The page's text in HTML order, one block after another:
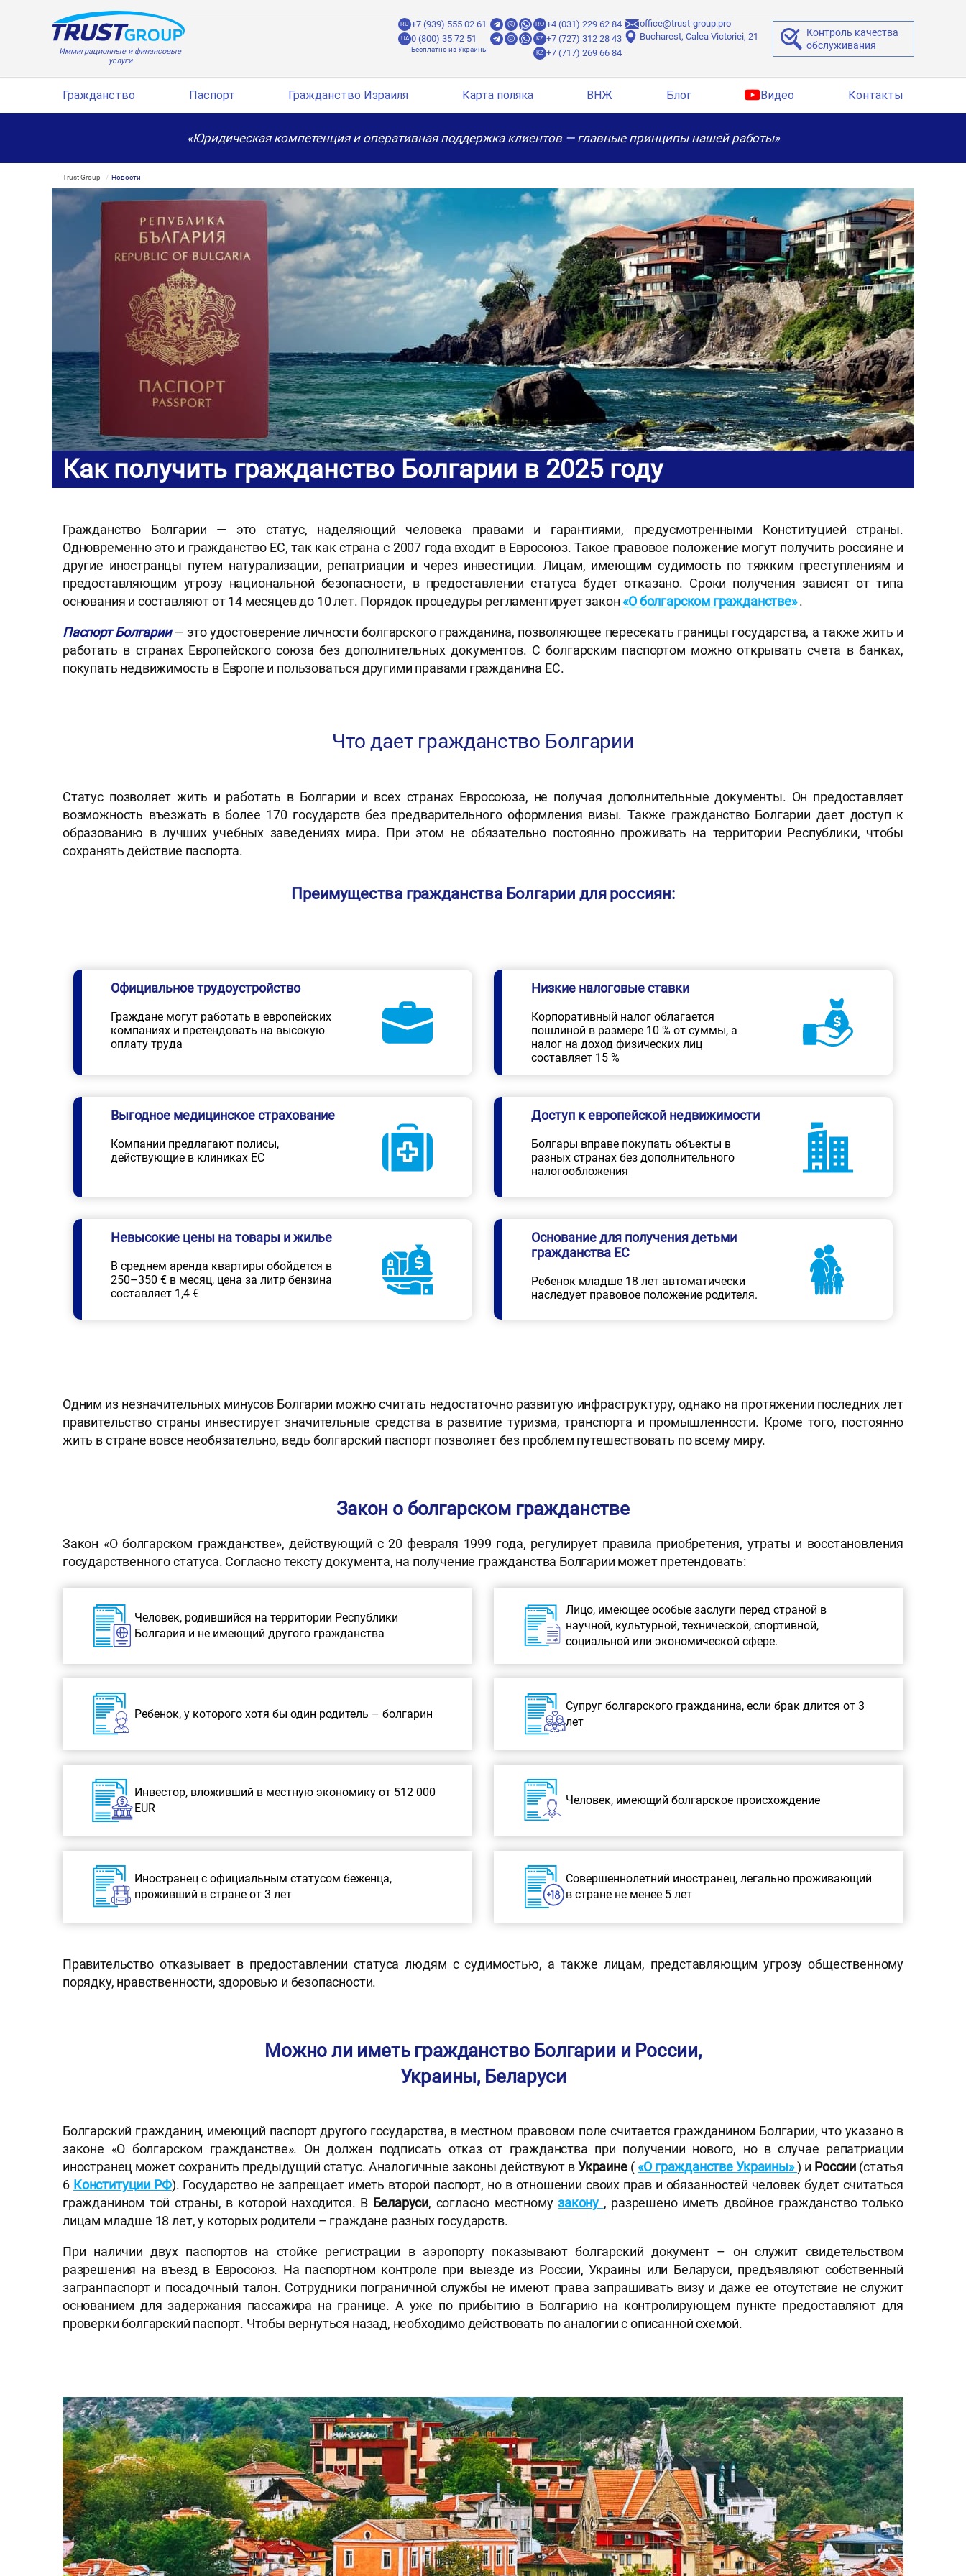
Иммиграционные и финансовые
услуги
RU +7 (939) 555 02 61
UA 0 (800) 35 72 51
RO +4 (031) 229 62 84
KZ +7 (727) 312 28 43
KZ +7 (717) 269 66 84
office@trust-group.pro
Bucharest, Calea Victoriei, 21
Контроль качества
обслуживания
Гражданство Паспорт Гражданство Израиля Карта поляка ВНЖ Блог Видео Контакты
«Юридическая компетенция и оперативная поддержка клиентов — главные принципы нашей работы»
Trust Group Новости
Как получить гражданство Болгарии в 2025 году
Гражданство Болгарии — это статус, наделяющий человека правами и гарантиями, предусмотренными Конституцией страны.
Одновременно это и гражданство ЕС, так как страна с 2007 года входит в Евросоюз. Такое правовое положение могут получить россияне и
другие иностранцы путем натурализации, репатриации и через инвестиции. Лицам, имеющим судимость по тяжким преступлениям и
предоставляющим угрозу национальной безопасности, в предоставлении статуса будет отказано. Сроки получения зависят от типа
основания и составляют от 14 месяцев до 10 лет. Порядок процедуры регламентирует закон «О болгарском гражданстве».
Паспорт Болгарии— это удостоверение личности болгарского гражданина, позволяющее пересекать границы государства, а также жить и
работать в странах Европейского союза без дополнительных документов. С болгарским паспортом можно открывать счета в банках,
покупать недвижимость в Европе и пользоваться другими правами гражданина ЕС.
Что дает гражданство Болгарии
Статус позволяет жить и работать в Болгарии и всех странах Евросоюза, не получая дополнительные документы. Он предоставляет
возможность въезжать в более 170 государств без предварительного оформления визы. Также гражданство Болгарии дает доступ к
образованию в лучших учебных заведениях мира. При этом не обязательно постоянно проживать на территории Республики, чтобы
сохранять действие паспорта.
Преимущества гражданства Болгарии для россиян:
Официальное трудоустройство
Граждане могут работать в европейских
компаниях и претендовать на высокую
оплату труда
Низкие налоговые ставки
Корпоративный налог облагается
пошлиной в размере 10 % от суммы, а
налог на доход физических лиц
составляет 15 %
Выгодное медицинское страхование
Компании предлагают полисы,
действующие в клиниках ЕС
Доступ к европейской недвижимости
Болгары вправе покупать объекты в
разных странах без дополнительного
налогообложения
Невысокие цены на товары и жилье
В среднем аренда квартиры обойдется в
250–350 € в месяц, цена за литр бензина
составляет 1,4 €
Основание для получения детьми
гражданства ЕС
Ребенок младше 18 лет автоматически
наследует правовое положение родителя.
Одним из незначительных минусов Болгарии можно считать недостаточно развитую инфраструктуру, однако на протяжении последних лет
правительство страны инвестирует значительные средства в развитие туризма, транспорта и промышленности. Кроме того, постоянно
жить в стране вовсе необязательно, ведь болгарский паспорт позволяет без проблем путешествовать по всему миру.
Закон о болгарском гражданстве
Закон «О болгарском гражданстве», действующий с 20 февраля 1999 года, регулирует правила приобретения, утраты и восстановления
государственного статуса. Согласно тексту документа, на получение гражданства Болгарии может претендовать:
Человек, родившийся на территории Республики
Болгария и не имеющий другого гражданства
Лицо, имеющее особые заслуги перед страной в
научной, культурной, технической, спортивной,
социальной или экономической сфере.
Ребенок, у которого хотя бы один родитель – болгарин
Супруг болгарского гражданина, если брак длится от 3
лет
Инвестор, вложивший в местную экономику от 512 000
EUR
Человек, имеющий болгарское происхождение
Иностранец с официальным статусом беженца,
проживший в стране от 3 лет
Совершеннолетний иностранец, легально проживающий
в стране не менее 5 лет
Правительство отказывает в предоставлении статуса людям с судимостью, а также лицам, представляющим угрозу общественному
порядку, нравственности, здоровью и безопасности.
Можно ли иметь гражданство Болгарии и России,
Украины, Беларуси
Болгарский гражданин, имеющий паспорт другого государства, в местном правовом поле считается гражданином Болгарии, что указано в
законе «О болгарском гражданстве». Он должен подписать отказ от гражданства при получении нового, но в случае репатриации
иностранец может сохранить предыдущий статус. Аналогичные законы действуют вУкраине( «О гражданстве Украины») и России (статья
6 Конституции РФ). Государство не запрещает иметь второй паспорт, но в отношении своих прав и обязанностей человек будет считаться
гражданином той страны, в которой находится. В Беларуси, согласно местномузакону , разрешено иметь двойное гражданство только
лицам младше 18 лет, у которых родители – граждане разных государств.
При наличии двух паспортов на стойке регистрации в аэропорту показывают болгарский документ – он служит свидетельством
разрешения на въезд в Евросоюз. На паспортном контроле при выезде из России, Украины или Беларуси, предъявляют собственный
загранпаспорт и посадочный талон. Сотрудники пограничной службы не имеют права запрашивать визу и даже ее отсутствие не служит
основанием для задержания пассажира на границе. А уже по прибытию в Болгарию на контролирующем пункте предоставляют для
проверки болгарский паспорт. Чтобы вернуться назад, необходимо действовать по аналогии с описанной схемой.